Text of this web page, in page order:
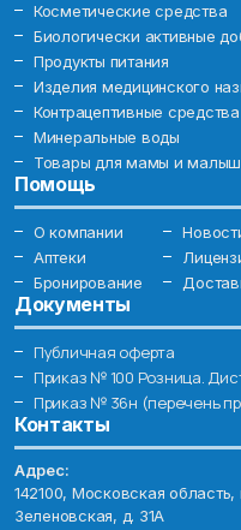
Косметические средства
Биологически активные
Продукты питания
Изделия медицинского
Контрацептивные средства
Минеральные воды
Товары для мамы и
Помощь
О компании
Аптеки
Бронирование
Документы
Публичная оферта
Приказ № 100 Розница.
Приказ № 36н (перечень
Контакты
Адрес:
142100, Московская
Зеленовская, д. 31А